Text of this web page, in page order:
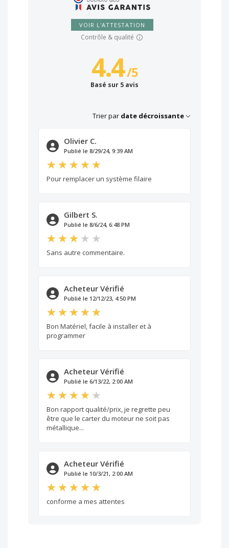
VOIR L'ATTESTATION
Contrôle & qualité
4.4/5
Basé sur 5 avis
Trier par date décroissante
Olivier C.
Publié le 8/29/24, 9:39 AM
Pour remplacer un système filaire
Gilbert S.
Publié le 8/6/24, 6:48 PM
Sans autre commentaire.
Acheteur Vérifié
Publié le 12/12/23, 4:50 PM
Bon Matériel, facile à installer et à
programmer
Acheteur Vérifié
Publié le 6/13/22, 2:00 AM
Bon rapport qualité/prix, je regrette peu
être que le carter du moteur ne soit pas
métallique...
Acheteur Vérifié
Publié le 10/3/21, 2:00 AM
conforme a mes attentes